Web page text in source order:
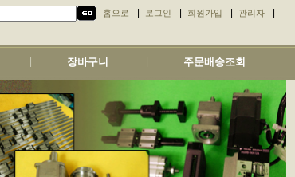
홈으로 로그인 회원가입 관리자
장바구니 주문배송조회